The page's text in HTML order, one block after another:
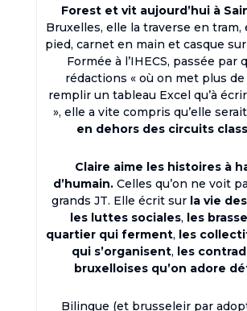
Forest et vit aujourd’hui à
Bruxelles, elle la traverse en tram,
pied, carnet en main et casque
Formée à l’IHECS, passée par
rédactions « où on met plus
remplir un tableau Excel qu’à
», elle a vite compris qu’elle serait
en dehors des circuits
Claire aime les histoires à
d’humain. Celles qu’on ne voit
grands JT. Elle écrit sur la vie
les luttes sociales, les
quartier qui ferment, les
qui s’organisent, les
bruxelloises qu’on adore
Bilingue (et brusseleir par